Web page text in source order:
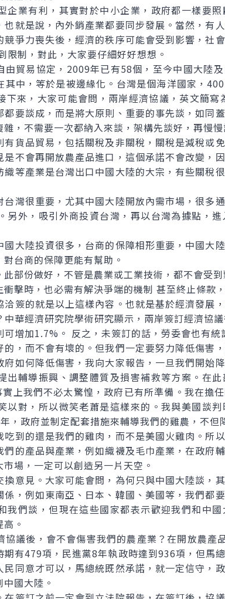
業有利，其實對於中小企業，政府都一樣要照
就是說，內外銷產業都要同步發展。當然，有
爭力喪失後，經濟的秩序可能會受到影響，社
限制，對此，大家要仔細好好想想。
易協定，2009年已有58個，至今中國大陸及
其中，等於是被邊緣化。台灣是個海洋國家，
來，大家可能會問，兩岸經濟協議，英文簡寫
要談成，而是將大原則、重要的事先談，如同
，不需要一次都納入來談，架構先談好，再慢
品貿易，包括關稅及非關稅，關稅是減稅或
不會再開放農產品進口，這個承諾不會改變，
等產業是台灣出口中國大陸的大宗，有些關稅
很重要，尤其中國大陸開放內需市場，很多
另外，吸引外商投資台灣，再以台灣為據點，
陸投資很多，台商的保障相形重要，中國大
台商的保障更能有幫助。
份做好，不管是農業或工業技術，都不會受到
時，也必需有解決爭端的機制 甚至終止條款
簽的就是以上這樣內容。也就是基於經濟發展
華經濟研究院學術研究顯示，兩岸簽訂經濟協
可增加1.7%。 反之，未簽訂的話，勞委會也有統
而不會有壞的。但我們一定要努力降低傷害，
如何降低傷害，我向大家報告，一旦我們開始
出輔導振興、調整體質及損害補救等方案。在
上我們不必太驚惶，政府已有所準備。我在擔
以對，所以微笑老蕭是這樣來的。我與美國談
，政府並制定配套措施來輔導我們的雞農，不
到的還是我們的雞肉，而不是美國火雞肉。所
的產品與產業，例如織襪及毛巾產業，在政府
場，一定可以創造另一片天空。
見。大家可能會問，為何只與中國大陸談，
，例如東南亞、日本、韓國、美國等，我們都
我們談，但現在這些國家都表示歡迎我們和中
。
議後，會不會傷害我們的農產業？在開放農產
有479項，民進黨8年執政時達到936項，但馬
同意才可以，馬總統既然承諾，就一定信守，
國大陸。